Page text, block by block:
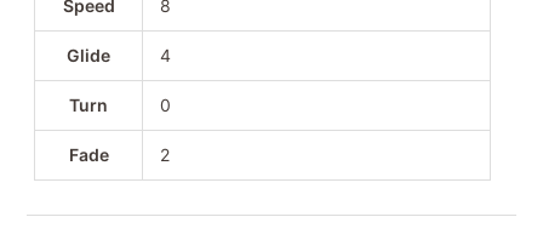
Speed 8
Glide 4
Turn 0
Fade 2